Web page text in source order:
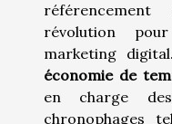
révolution
marketing
économie de
en charge
chronophages